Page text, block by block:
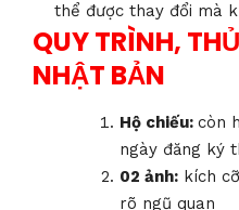
thể được thay đổi mà
QUY TRÌNH,
NHẬT BẢN
Hộ chiếu: còn
ngày đăng ký
02 ảnh: kích
rõ ngũ quan